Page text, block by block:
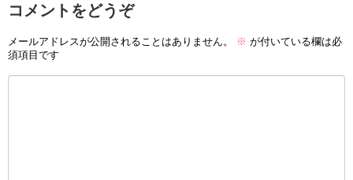
コメントをどうぞ
メールアドレスが公開されることはありません。 ※ が付いている欄は必
須項目です